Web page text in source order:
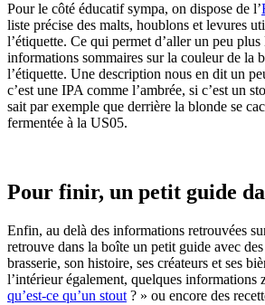
Pour le côté éducatif sympa, on dispose de l’
liste précise des malts, houblons et levures
l’étiquette. Ce qui permet d’aller un peu
informations sommaires sur la couleur de la
l’étiquette. Une description nous en dit un
c’est une IPA comme l’ambrée, si c’est un
sait par exemple que derrière la blonde se
fermentée à la US05.
Pour finir, un petit guide
Enfin, au delà des informations retrouvées
retrouve dans la boîte un petit guide avec
brasserie, son histoire, ses créateurs et ses
l’intérieur également, quelques informations
qu’est-ce qu’un stout ? » ou encore des